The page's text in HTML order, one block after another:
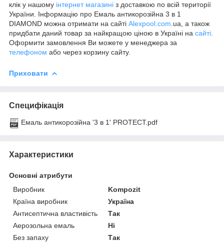
клік у нашому інтернет магазині з доставкою по всій території
України. Інформацію про Емаль антикорозійна 3 в 1
DIAMOND можна отримати на сайті Alexpool.com .ua, а також
придбати даний товар за найкращою ціною в Україні на сайті
Оформити замовлення Ви можете у менеджера за
телефоном або через корзину сайту.
Приховати
Специфікація
Емаль антикорозійна '3 в 1' PROTECT.pdf
Характеристики
Основні атрибути
Виробник
Kompozit
Країна виробник
Україна
Антисептична властивість
Так
Аерозольна емаль
Ні
Без запаху
Так